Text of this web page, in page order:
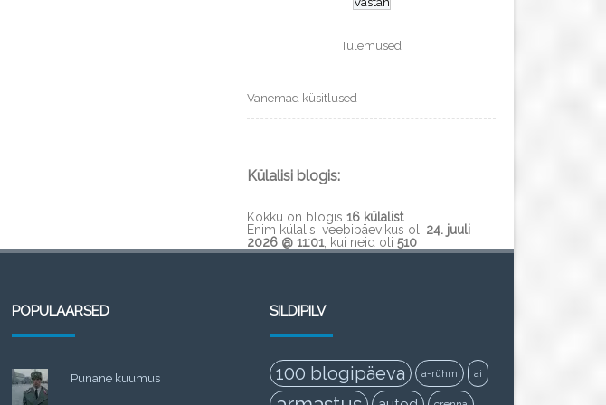
Tulemused
Vanemad küsitlused
Külalisi blogis:
Kokku on blogis 16 külalist.
Enim külalisi veebipäevikus oli 24. juuli
2026 @ 11:01 , kui neid oli 510
POPULAARSED
Punane kuumus
SILDIPILV
100 blogipäeva a-rühm ai